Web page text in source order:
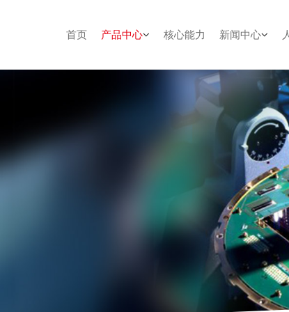
首页 产品中心 核心能力 新闻中心